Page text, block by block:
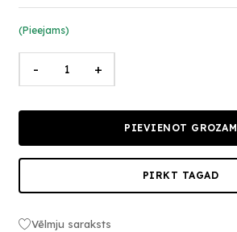
(Pieejams)
- +
PIEVIENOT GROZAM
PIRKT TAGAD
Vēlmju saraksts